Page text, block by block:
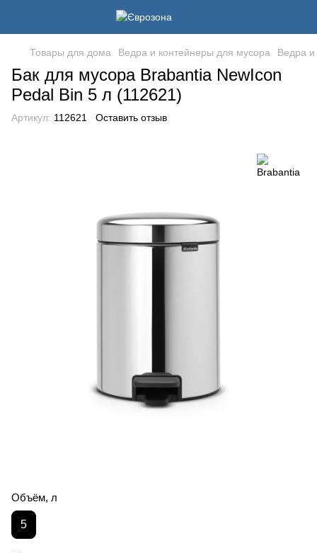
Товары для дома Ведра и контейнеры для мусора Ведра
Бак для мусора Brabantia NewIcon
Pedal Bin 5 л (112621)
Артикул: 112621 Оставить отзыв
Объём, л
5